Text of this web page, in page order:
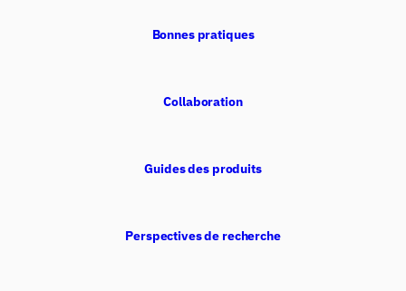
Bonnes pratiques
Collaboration
Guides des produits
Perspectives de recherche